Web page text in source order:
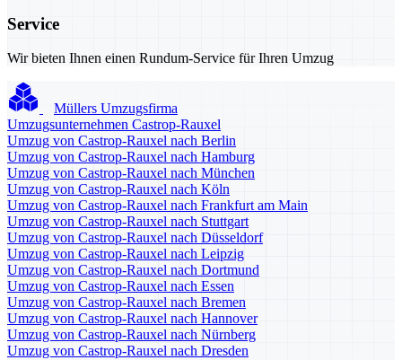
Service
Wir bieten Ihnen einen Rundum-Service für Ihren Umzug
Müllers Umzugsfirma
Umzugsunternehmen Castrop-Rauxel
Umzug von Castrop-Rauxel nach Berlin
Umzug von Castrop-Rauxel nach Hamburg
Umzug von Castrop-Rauxel nach München
Umzug von Castrop-Rauxel nach Köln
Umzug von Castrop-Rauxel nach Frankfurt am Main
Umzug von Castrop-Rauxel nach Stuttgart
Umzug von Castrop-Rauxel nach Düsseldorf
Umzug von Castrop-Rauxel nach Leipzig
Umzug von Castrop-Rauxel nach Dortmund
Umzug von Castrop-Rauxel nach Essen
Umzug von Castrop-Rauxel nach Bremen
Umzug von Castrop-Rauxel nach Hannover
Umzug von Castrop-Rauxel nach Nürnberg
Umzug von Castrop-Rauxel nach Dresden